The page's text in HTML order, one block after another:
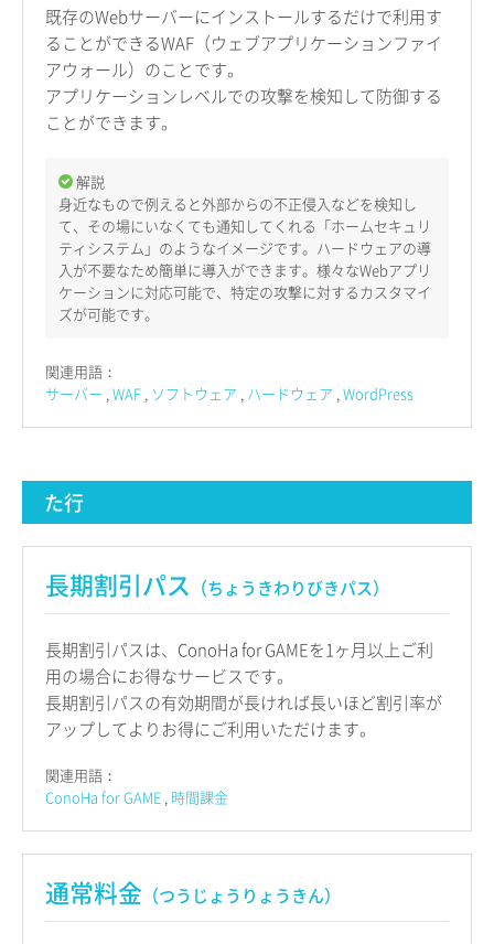
既存のWebサーバーにインストールするだけで利用す
ることができるWAF（ウェブアプリケーションファイ
アウォール）のことです。
アプリケーションレベルでの攻撃を検知して防御する
ことができます。
解説
身近なもので例えると外部からの不正侵入などを検知し
て、その場にいなくても通知してくれる「ホームセキュリ
ティシステム」のようなイメージです。ハードウェアの導
入が不要なため簡単に導入ができます。様々なWebアプリ
ケーションに対応可能で、特定の攻撃に対するカスタマイ
ズが可能です。
関連用語：
サーバー WAF ソフトウェア ハードウェア WordPress
た行
長期割引パス （ちょうきわりびきパス）
長期割引パスは、ConoHa for GAMEを1ヶ月以上ご利
用の場合にお得なサービスです。
長期割引パスの有効期間が長ければ長いほど割引率が
アップしてよりお得にご利用いただけます。
関連用語：
ConoHa for GAME 時間課金
通常料金 （つうじょうりょうきん）